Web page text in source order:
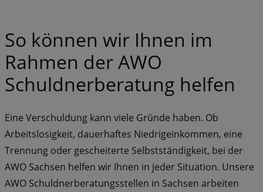
So können wir Ihnen im
Rahmen der AWO
Schuldnerberatung helfen
Eine Verschuldung kann viele Gründe haben. Ob
Arbeitslosigkeit, dauerhaftes Niedrigeinkommen, eine
Trennung oder gescheiterte Selbstständigkeit, bei der
AWO Sachsen helfen wir Ihnen in jeder Situation. Unsere
AWO Schuldnerberatungsstellen in Sachsen arbeiten